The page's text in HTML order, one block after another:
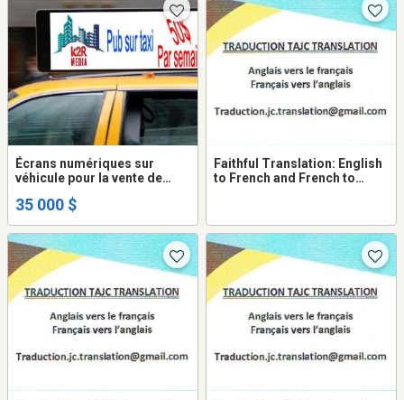
Écrans numériques sur
véhicule pour la vente de
vendre
35 000 $
Faithful Translation: English
to French and French to